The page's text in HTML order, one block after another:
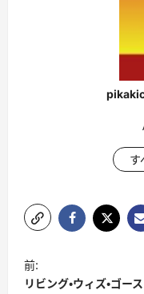
す
投
稿
前:
リビング・ウィズ・ゴー